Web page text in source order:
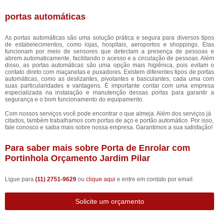
portas automáticas
As portas automáticas são uma solução prática e segura para diversos tipos
de estabelecimentos, como lojas, hospitais, aeroportos e shoppings. Elas
funcionam por meio de sensores que detectam a presença de pessoas e
abrem automaticamente, facilitando o acesso e a circulação de pessoas. Além
disso, as portas automáticas são uma opção mais higiênica, pois evitam o
contato direto com maçanetas e puxadores. Existem diferentes tipos de portas
automáticas, como as deslizantes, pivotantes e basculantes, cada uma com
suas particularidades e vantagens. É importante contar com uma empresa
especializada na instalação e manutenção dessas portas para garantir a
segurança e o bom funcionamento do equipamento.
Com nossos serviços você pode encontrar o que almeja. Além dos serviços já
citados, também trabalhamos com portas de aço e portão automático. Por isso,
fale conosco e saiba mais sobre nossa empresa. Garantimos a sua satisfação!
Para saber mais sobre Porta de Enrolar com
Portinhola Orçamento Jardim Pilar
Ligue para (11) 2751-9629 ou clique aqui e entre em contato por email.
Solicite um orçamento